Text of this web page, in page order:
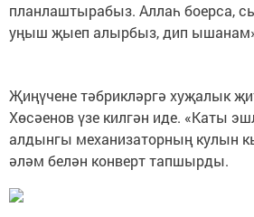
планлаштырабыз. Аллаһ боерса,
уңыш җыеп алырбыз, дип
Җиңүчене тәбрикләргә хуҗалык
Хөсәенов үзе килгән иде. «Каты
алдынгы механизаторның кулын
әләм белән конверт тапшырды.